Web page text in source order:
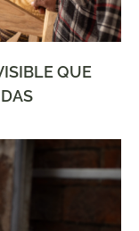
QUE